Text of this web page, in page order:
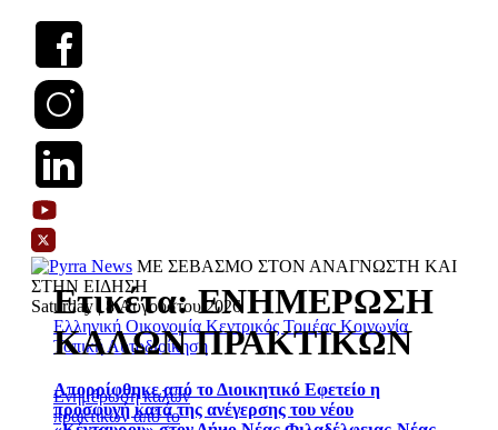
ΜΕ ΣΕΒΑΣΜΟ ΣΤΟΝ ΑΝΑΓΝΩΣΤΗ ΚΑΙ
ΣΤΗΝ ΕΙΔΗΣΗ
Saturday | 8 Αυγούστου 2026
Ελληνική Οικονομία Κεντρικός Τομέας Κοινωνία
Τοπική Αυτοδιοίκηση
Απορρίφθηκε από το Διοικητικό Εφετείο η
προσφυγή κατά της ανέγερσης του νέου
Ετικέτα:ΕΝΗΜΕΡΩΣΗ
ΚΑΛΩΝ ΠΡΑΚΤΙΚΩΝ
Ενημέρωση καλών
πρακτικών από το